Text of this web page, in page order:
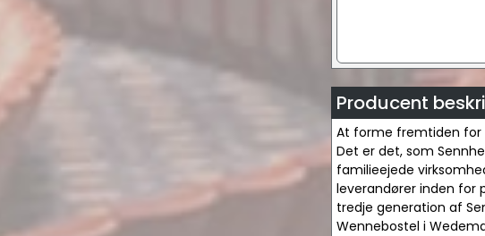
Producent
At forme fremtiden for
Det er det, som
familieejede
leverandører inden for
tredje generation af
Wennebostel i